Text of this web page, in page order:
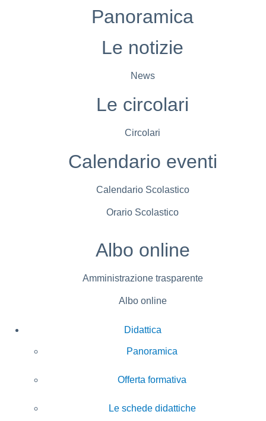
Panoramica
Le notizie
News
Le circolari
Circolari
Calendario eventi
Calendario Scolastico
Orario Scolastico
Albo online
Amministrazione trasparente
Albo online
Didattica
Panoramica
Offerta formativa
Le schede didattiche